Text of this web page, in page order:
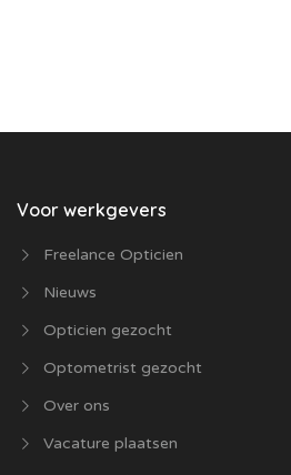
Voor werkgevers
Freelance Opticien
Nieuws
Opticien gezocht
Optometrist gezocht
Over ons
Vacature plaatsen